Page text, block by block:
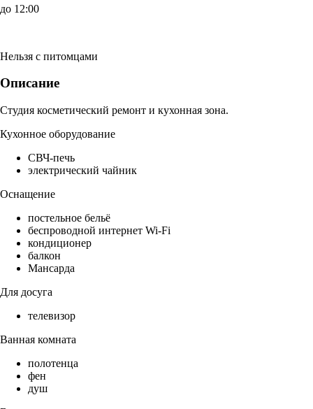
до 12:00
Нельзя с питомцами
Описание
Студия косметический ремонт и кухонная зона.
Кухонное оборудование
СВЧ-печь
электрический чайник
Оснащение
постельное бельё
беспроводной интернет Wi-Fi
кондиционер
балкон
Мансарда
Для досуга
телевизор
Ванная комната
полотенца
фен
душ